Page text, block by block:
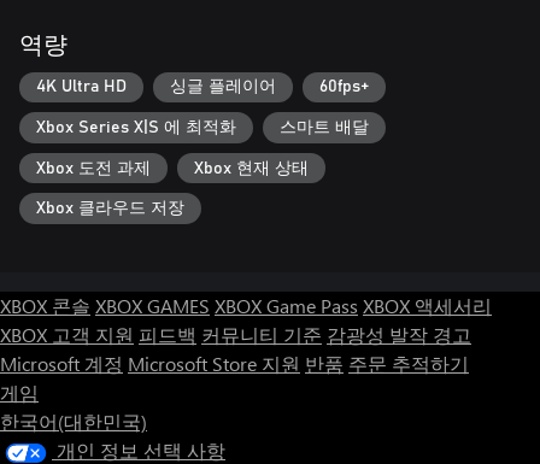
역량
4K Ultra HD 싱글 플레이어 60fps+
Xbox Series X|S 에 최적화 스마트 배달
Xbox 도전 과제 Xbox 현재 상태
Xbox 클라우드 저장
XBOX 콘솔 XBOX GAMES XBOX Game Pass XBOX 액세서리
XBOX 고객 지원 피드백 커뮤니티 기준 감광성 발작 경고
Microsoft 계정 Microsoft Store 지원 반품 주문 추적하기
게임
한국어(대한민국)
개인 정보 선택 사항